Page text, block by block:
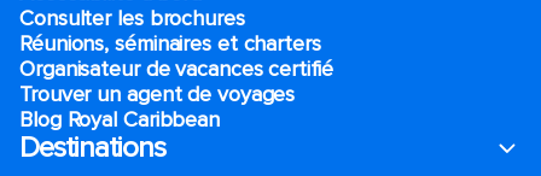
Consulter les brochures
Réunions, séminaires et charters
Organisateur de vacances certifié
Trouver un agent de voyages
Blog Royal Caribbean
Destinations